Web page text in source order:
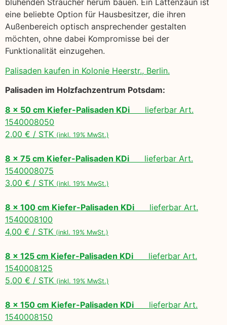
blühenden Sträucher herum bauen. Ein Lattenzaun ist
eine beliebte Option für Hausbesitzer, die ihren
Außenbereich optisch ansprechender gestalten
möchten, ohne dabei Kompromisse bei der
Funktionalität einzugehen.
Palisaden kaufen in Kolonie Heerstr., Berlin.
Palisaden im Holzfachzentrum Potsdam:
8 x 50 cm Kiefer-Palisaden KDi lieferbar Art.
1540008050
2,00 € / STK (inkl. 19% MwSt.)
8 x 75 cm Kiefer-Palisaden KDi lieferbar Art.
1540008075
3,00 € / STK (inkl. 19% MwSt.)
8 x 100 cm Kiefer-Palisaden KDi lieferbar Art.
1540008100
4,00 € / STK (inkl. 19% MwSt.)
8 x 125 cm Kiefer-Palisaden KDi lieferbar Art.
1540008125
5,00 € / STK (inkl. 19% MwSt.)
8 x 150 cm Kiefer-Palisaden KDi lieferbar Art.
1540008150